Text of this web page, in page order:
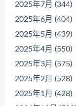
2025年7月 (344)
2025年6月 (404)
2025年5月 (439)
2025年4月 (550)
2025年3月 (575)
2025年2月 (528)
2025年1月 (428)